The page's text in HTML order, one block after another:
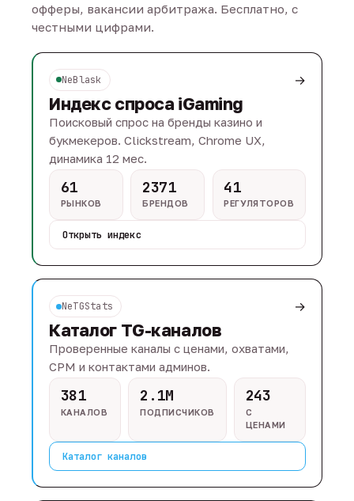
офферы, вакансии арбитража. Бесплатно, с
честными цифрами.
NeBlask →
Индекс спроса iGaming
Поисковый спрос на бренды казино и
букмекеров. Clickstream, Chrome UX,
динамика 12 мес.
61
РЫНКОВ
2371
БРЕНДОВ
41
РЕГУЛЯТОРОВ
Открыть индекс
NeTGStats →
Каталог TG-каналов
Проверенные каналы с ценами, охватами,
CPM и контактами админов.
381
КАНАЛОВ
2.1M
ПОДПИСЧИКОВ
243
С
ЦЕНАМИ
Каталог каналов